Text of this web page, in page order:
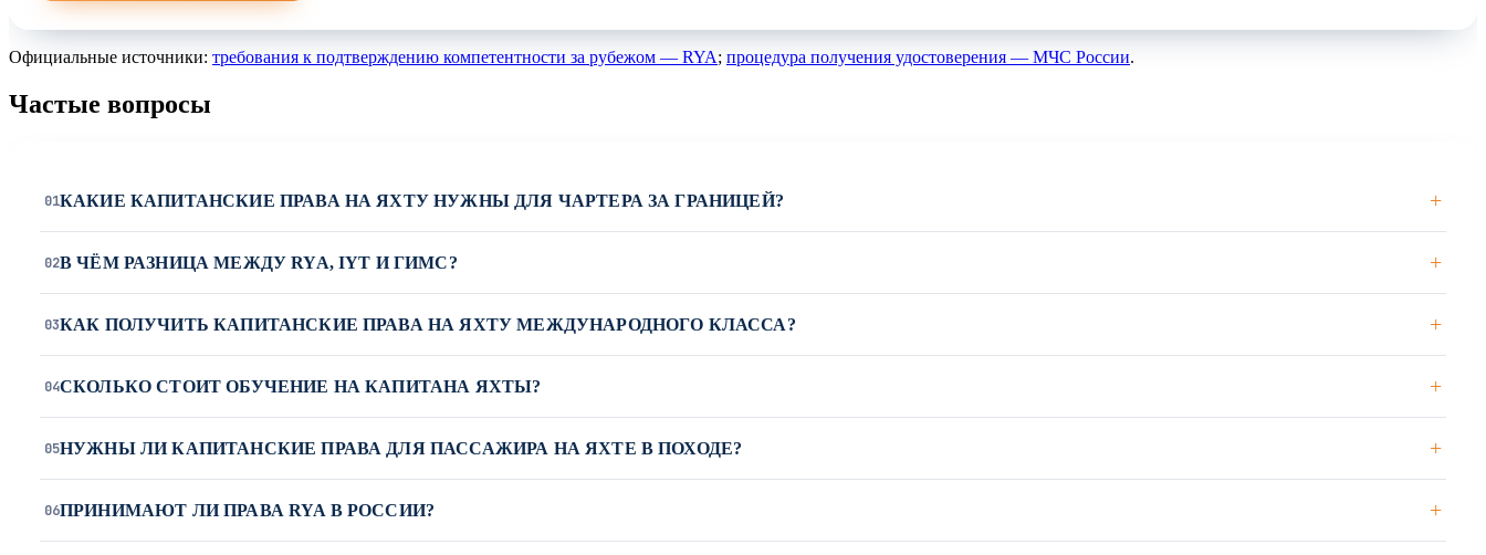
Официальные источники: требования к подтверждению компетентности за рубежом — RYA; процедура получения удостоверения — МЧС России.
Частые вопросы
01КАКИЕ КАПИТАНСКИЕ ПРАВА НА ЯХТУ НУЖНЫ ДЛЯ ЧАРТЕРА ЗА ГРАНИЦЕЙ? +
02В ЧЁМ РАЗНИЦА МЕЖДУ RYA, IYT И ГИМС? +
03КАК ПОЛУЧИТЬ КАПИТАНСКИЕ ПРАВА НА ЯХТУ МЕЖДУНАРОДНОГО КЛАССА? +
04СКОЛЬКО СТОИТ ОБУЧЕНИЕ НА КАПИТАНА ЯХТЫ? +
05НУЖНЫ ЛИ КАПИТАНСКИЕ ПРАВА ДЛЯ ПАССАЖИРА НА ЯХТЕ В ПОХОДЕ? +
06ПРИНИМАЮТ ЛИ ПРАВА RYA В РОССИИ? +